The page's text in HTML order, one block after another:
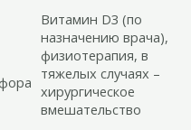
Витамин D3 (по
назначению врача),
физиотерапия, в
тяжелых случаях –
хирургическое
вмешательство